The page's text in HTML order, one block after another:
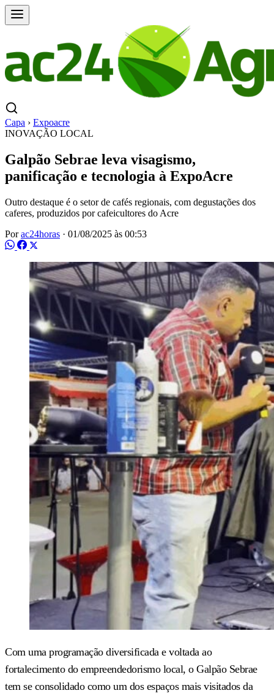
Capa › Expoacre
INOVAÇÃO LOCAL
Galpão Sebrae leva visagismo,
panificação e tecnologia à ExpoAcre
Outro destaque é o setor de cafés regionais, com degustações dos
caferes, produzidos por cafeicultores do Acre
Porac24horas · 01/08/2025 às 00:53
Com uma programação diversificada e voltada ao
fortalecimento do empreendedorismo local, o Galpão Sebrae
tem se consolidado como um dos espaços mais visitados da